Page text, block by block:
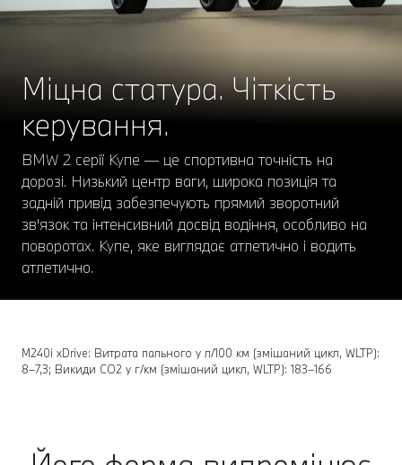
Міцна статура. Чіткість
керування.
BMW 2 серії Купе — це спортивна точність на
дорозі. Низький центр ваги, широка позиція та
задній привід забезпечують прямий зворотний
зв'язок та інтенсивний досвід водіння, особливо на
поворотах. Купе, яке виглядає атлетично і водить
атлетично.
M240i xDrive: Витрата пального у л/100 км (змішаний цикл, WLTP):
8–7,3; Викиди СО2 у г/км (змішаний цикл, WLTP): 183–166